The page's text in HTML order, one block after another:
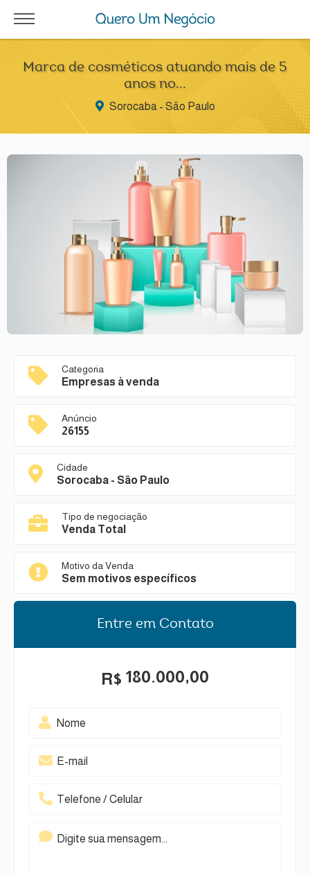
Marca de cosméticos atuando mais de 5
anos no...
Sorocaba - São Paulo
Categoria
Empresas à venda
Anúncio
26155
Cidade
Sorocaba - São Paulo
Tipo de negociação
Venda Total
Motivo da Venda
Sem motivos específicos
Entre em Contato
R$ 180.000,00